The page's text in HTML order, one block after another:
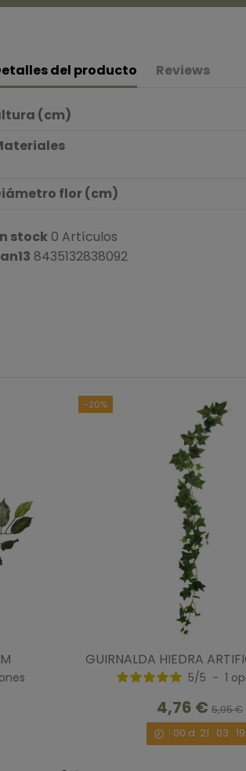
del producto Reviews
(cm)
flor (cm)
stock 0 Artículos
8435132838092
-20%
GUIRNALDA HIEDRA
5/5 - 1
4,76 € 5,95 €
00 d. 21 : 03 :18